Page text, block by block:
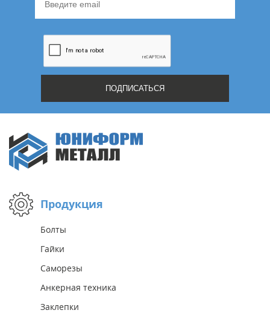
Продукция
Болты
Гайки
Саморезы
Анкерная техника
Заклепки